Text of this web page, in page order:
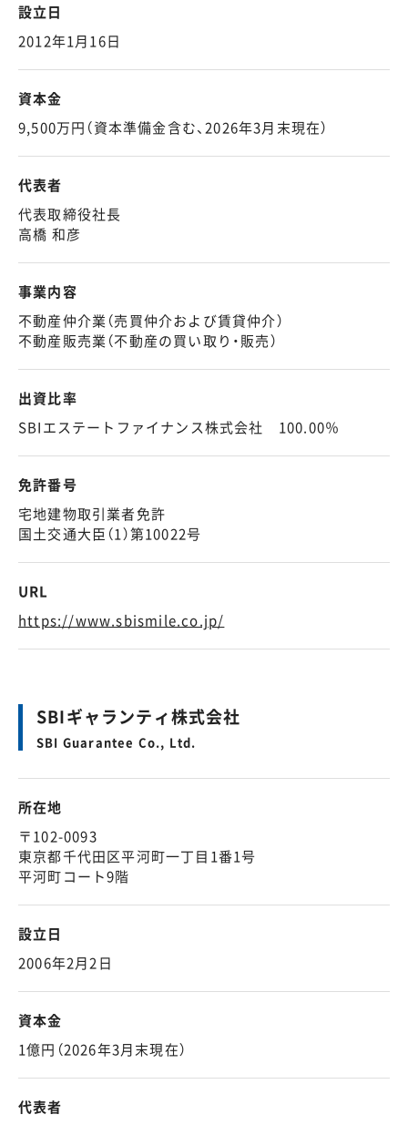
設立日
2012年1月16日
資本金
9,500万円（資本準備金含む、2026年3月末現在）
代表者
代表取締役社長
高橋 和彦
事業内容
不動産仲介業（売買仲介および賃貸仲介）
不動産販売業（不動産の買い取り・販売）
出資比率
SBIエステートファイナンス株式会社 100.00％
免許番号
宅地建物取引業者免許
国土交通大臣（1）第10022号
URL
https://www.sbismile.co.jp/
SBIギャランティ株式会社
SBI Guarantee Co., Ltd.
所在地
〒102-0093
東京都千代田区平河町一丁目1番1号
平河町コート9階
設立日
2006年2月2日
資本金
1億円（2026年3月末現在）
代表者